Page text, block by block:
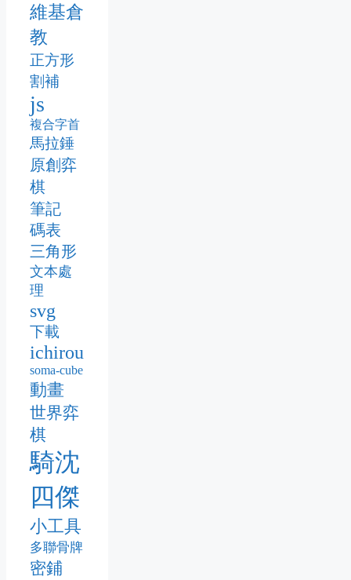
維基倉
教
正方形
割補
js
複合字首
馬拉錘
原創弈
棋
筆記
碼表
三角形
文本處
理
svg
下載
ichirou
soma-cube
動畫
世界弈
棋
騎沈
四傑
小工具
多聯骨牌
密鋪